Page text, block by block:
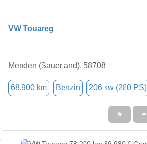
VW Touareg
Menden (Sauerland), 58708
68.900 km Benzin 206 kw (280 PS)
★ ➦